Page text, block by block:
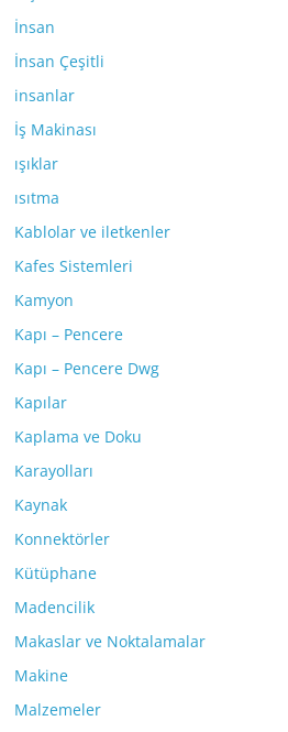
İnsan
İnsan Çeşitli
insanlar
İş Makinası
ışıklar
ısıtma
Kablolar ve iletkenler
Kafes Sistemleri
Kamyon
Kapı – Pencere
Kapı – Pencere Dwg
Kapılar
Kaplama ve Doku
Karayolları
Kaynak
Konnektörler
Kütüphane
Madencilik
Makaslar ve Noktalamalar
Makine
Malzemeler